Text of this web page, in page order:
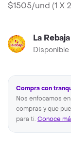
$1505/und (1 X
La Rebaja
Disponible
Compra con
Nos enfocamos
compras y que
para ti. Conoce